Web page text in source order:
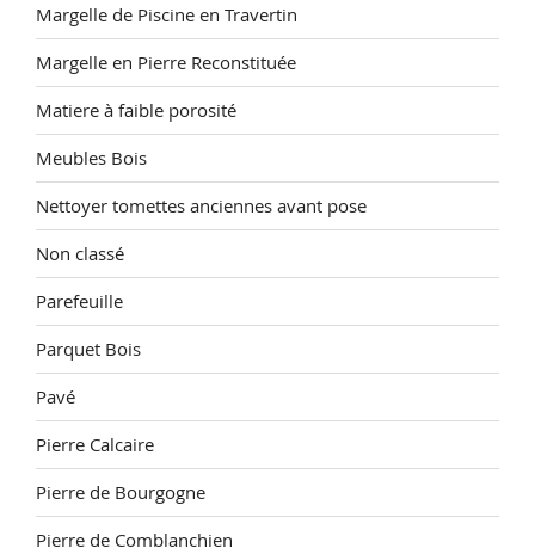
Margelle de Piscine en Travertin
Margelle en Pierre Reconstituée
Matiere à faible porosité
Meubles Bois
Nettoyer tomettes anciennes avant pose
Non classé
Parefeuille
Parquet Bois
Pavé
Pierre Calcaire
Pierre de Bourgogne
Pierre de Comblanchien